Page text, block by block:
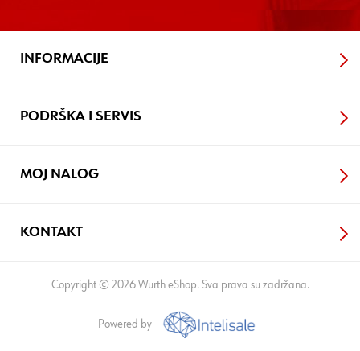
INFORMACIJE
PODRŠKA I SERVIS
MOJ NALOG
KONTAKT
Copyright © 2026 Wurth eShop. Sva prava su zadržana.
Powered by